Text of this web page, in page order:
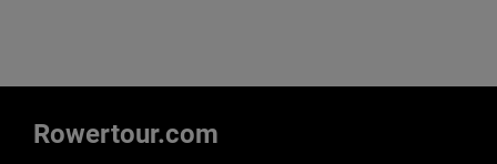
Rowertour.com